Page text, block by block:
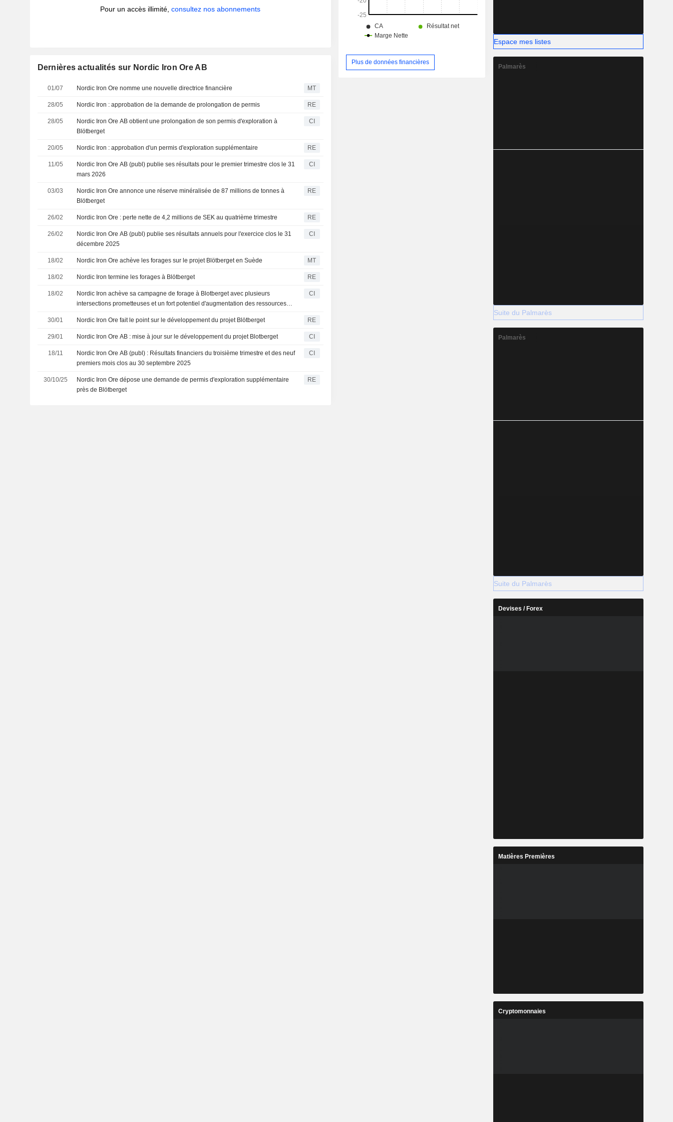
Pour un accès illimité,consultez nos abonnements
Dernières actualités sur Nordic Iron Ore AB
01/07 Nordic Iron Ore nomme une nouvelle directrice financière MT
28/05 Nordic Iron : approbation de la demande de prolongation de permis RE
28/05
Nordic Iron Ore AB obtient une prolongation de son permis d'exploration à
Blötberget
CI
20/05 Nordic Iron : approbation d'un permis d'exploration supplémentaire RE
11/05
Nordic Iron Ore AB (publ) publie ses résultats pour le premier trimestre clos le 31
mars 2026
CI
03/03
Nordic Iron Ore annonce une réserve minéralisée de 87 millions de tonnes à
Blötberget
RE
26/02 Nordic Iron Ore : perte nette de 4,2 millions de SEK au quatrième trimestre RE
26/02
Nordic Iron Ore AB (publ) publie ses résultats annuels pour l'exercice clos le 31
décembre 2025
CI
18/02 Nordic Iron Ore achève les forages sur le projet Blötberget en Suède MT
18/02 Nordic Iron termine les forages à Blötberget RE
18/02
Nordic Iron achève sa campagne de forage à Blotberget avec plusieurs
intersections prometteuses et un fort potentiel d'augmentation des ressources
CI
30/01 Nordic Iron Ore fait le point sur le développement du projet Blötberget RE
29/01 Nordic Iron Ore AB : mise à jour sur le développement du projet Blotberget CI
18/11
Nordic Iron Ore AB (publ) : Résultats financiers du troisième trimestre et des neuf
premiers mois clos au 30 septembre 2025
CI
30/10/25
Nordic Iron Ore dépose une demande de permis d'exploration supplémentaire
près de Blötberget
RE
Plus de données financières
Espace mes listes
Palmarès
Suite du Palmarès
Palmarès
Suite du Palmarès
Devises / Forex
Matières Premières
Cryptomonnaies